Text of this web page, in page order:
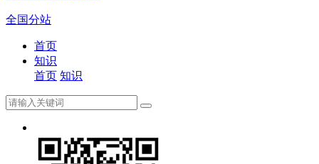
全国分站
首页
知识
首页 知识